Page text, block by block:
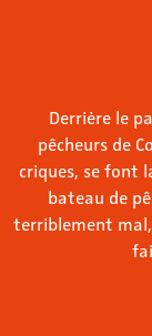
Derrière le
pêcheurs de
criques, se font
bateau de
terriblement